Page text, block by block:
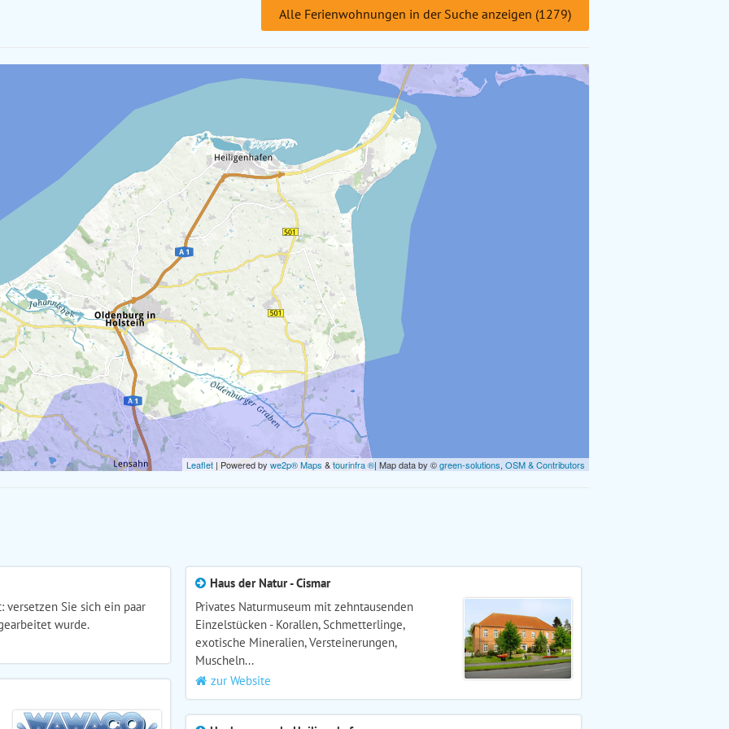
Alle Ferienwohnungen in der Suche anzeigen (1279)
Leaflet | Powered by we2p® Maps &tourinfra ®| Map data by ©green-solutions, OSM & Contributors
versetzen Sie sich ein paar
wurde.
Haus der Natur - Cismar
Privates Naturmuseum mit zehntausenden
Einzelstücken - Korallen, Schmetterlinge,
exotische Mineralien, Versteinerungen,
Muscheln...
zur Website